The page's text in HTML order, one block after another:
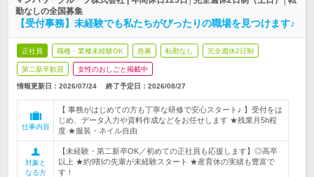
勤なしの全国募集
【受付事務】未経験でも私たちがぴったりの職場を見つけます♪
正社員 職種・業種未経験OK 急募 転勤なし 完全週休2日制
第二新卒歓迎 女性のおしごと掲載中
情報更新日：2026/07/24 終了予定日： 2026/08/27
仕事内容
【 事務がはじめての方も丁寧な研修で安心スタート♪ 】受付をは
じめ、データ入力や資料作成などをお任せします ★残業月5h程
度 ★服装・ネイル自由
対象と
なる方
【未経験・第二新卒OK／初めての正社員も応援します】◎高卒
以上 ★約9割の先輩が未経験スタート ★産育休の実績も豊富で
す！